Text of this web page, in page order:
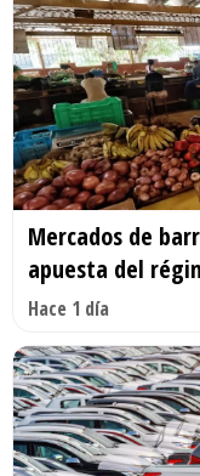
Mercados de
apuesta del
Hace 1 día